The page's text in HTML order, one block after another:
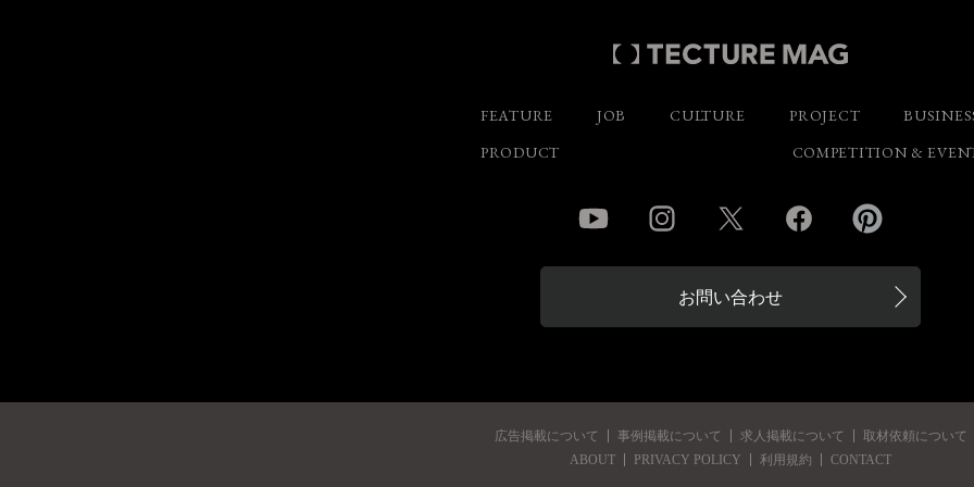
FEATURE JOB CULTURE PROJECT
PRODUCT
COMPETITION &
YouTube Instagram Twitter Facebook
お問い合わせ
広告掲載について 事例掲載について 求人掲載について
取材依頼について
ABOUT
PRIVACY POLICY 利用規約 CONTACT